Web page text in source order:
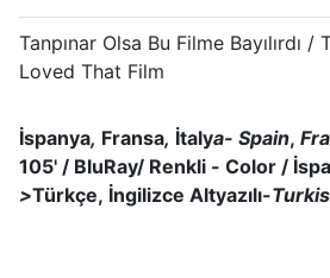
Tanpınar Olsa Bu Filme Bayılırdı /
Loved That Film
İspanya, Fransa, İtalya- Spain,
105' / BluRay/ Renkli - Color /
>Türkçe, İngilizce Altyazılı-